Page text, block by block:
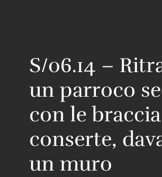
S/06.14 –
un parroco
con le braccia
conserte,
un muro